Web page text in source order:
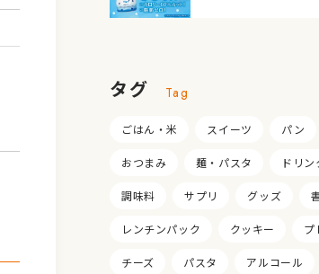
タグ Tag
ごはん・米 スイーツ パン
おつまみ 麺・パスタ ドリン
調味料 サプリ グッズ
レンチンパック クッキー プ
チーズ パスタ アルコール